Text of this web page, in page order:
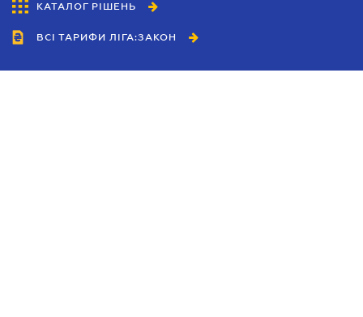
КАТАЛОГ РІШЕНЬ
ВСІ ТАРИФИ ЛІГА:ЗАКОН